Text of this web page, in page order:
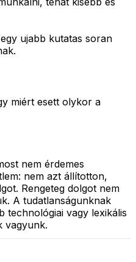
ujabb kutatas soran
miért esett olykor a
nem érdemes
nem azt állítotton,
Rengeteg dolgot nem
A tudatlanságunknak
technológiai vagy lexikális
vagyunk.